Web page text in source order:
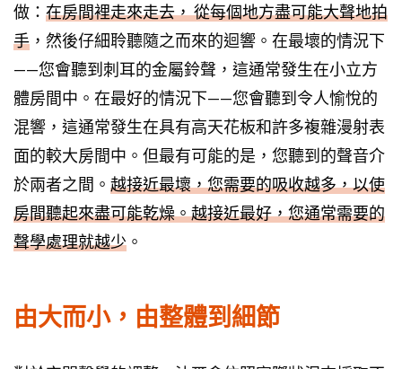
做： 在房間裡走來走去， 從每個地方盡可能大聲地拍
手 ，然後仔細聆聽隨之而來的迴響。在最壞的情況下
——您會聽到刺耳的金屬鈴聲，這通常發生在小立方
體房間中。在最好的情況下——您會聽到令人愉悅的
混響，這通常發生在具有高天花板和許多複雜漫射表
面的較大房間中。但最有可能的是，您聽到的聲音介
於兩者之間。 越接近最壞，您需要的吸收越多，以使
房間聽起來盡可能乾燥。越接近最好，您通常需要的
聲學處理就越少 。
由大而小，由整體到細節